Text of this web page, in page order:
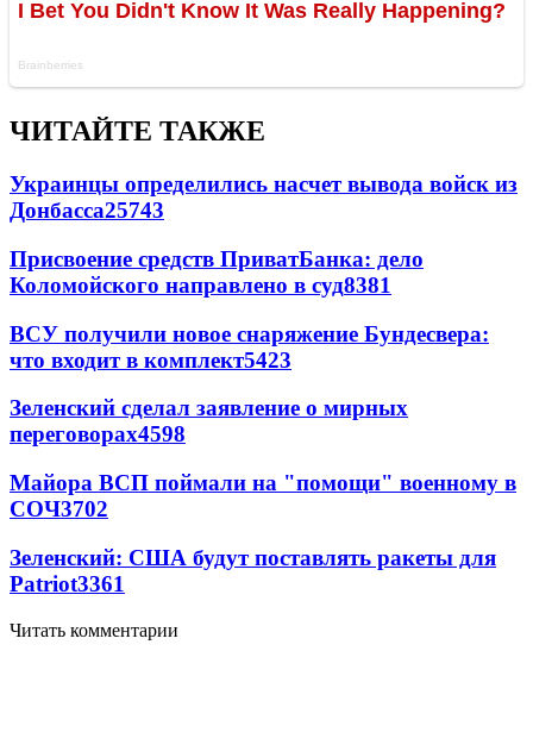
ЧИТАЙТЕ ТАКЖЕ
Украинцы определились насчет вывода войск из
Донбасса25743
Присвоение средств ПриватБанка: дело
Коломойского направлено в суд8381
ВСУ получили новое снаряжение Бундесвера:
что входит в комплект5423
Зеленский сделал заявление о мирных
переговорах4598
Майора ВСП поймали на "помощи" военному в
СОЧ3702
Зеленский: США будут поставлять ракеты для
Patriot3361
Читать комментарии